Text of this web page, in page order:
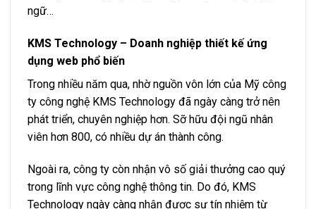
ngữ…
KMS Technology – Doanh nghiệp thiết kế ứng
dụng web phổ biến
Trong nhiều năm qua, nhờ nguồn vôn lớn của Mỹ công
ty công nghệ KMS Technology đã ngày càng trở nên
phát triển, chuyên nghiệp hơn. Sỡ hữu đội ngũ nhân
viên hơn 800, có nhiều dự án thành công.
Ngoài ra, công ty còn nhận vô số giải thưởng cao quý
trong lĩnh vực công nghệ thông tin. Do đó, KMS
Technology ngày càng nhận được sự tín nhiệm từ